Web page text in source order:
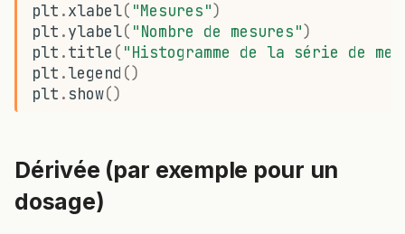
plt .xlabel( "Mesures")
plt .ylabel( "Nombre de mesures")
plt .title ( "Histogramme de la série de
plt .legend ()
plt . show()
Dérivée (par exemple pour un
dosage)